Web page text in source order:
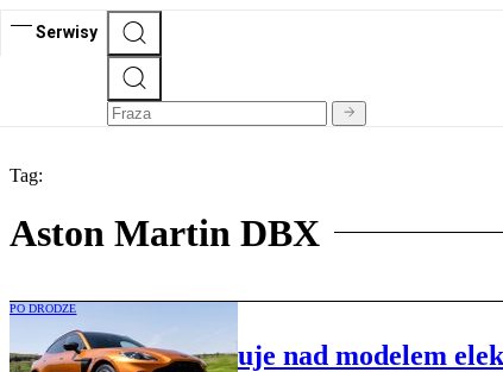
Serwisy
Tag:
Aston Martin DBX
PO DRODZE
Aston Martin pracuje nad modelem